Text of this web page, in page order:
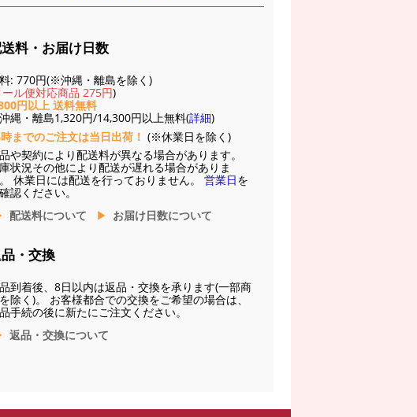
料・お届け日数
: 770円(※沖縄・離島を除く)
ール便対応商品 275円)
円以上 送料無料
縄・離島1,320円/14,300円以上無料(詳細)
までのご注文は当日出荷！ (※休業日を除く)
や契約により配送料が異なる場合があります。
状況その他により配送が遅れる場合がありま
休業日には配送を行っておりません。 営業日を
認ください。
配送料について
お届け日数について
・交換
到着後、8日以内は返品・交換を承ります(一部商
除く)。 お客様都合での交換をご希望の場合は、
手続の後に新たにご注文ください。
返品・交換について